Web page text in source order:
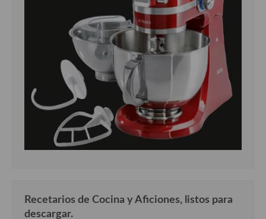
Recetarios de Cocina y Aficiones, listos para
descargar.